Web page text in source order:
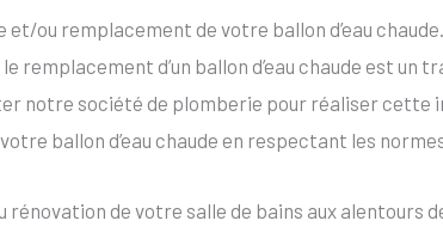
et/ou remplacement de votre ballon d’eau chaude.
le remplacement d’un ballon d’eau chaude est
notre société de plomberie pour réaliser cette
ballon d’eau chaude en respectant les
rénovation de votre salle de bains aux alentours